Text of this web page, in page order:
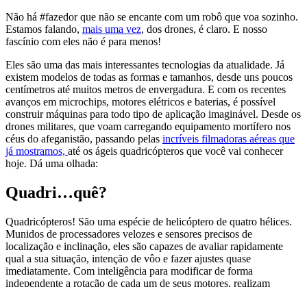
Não há #fazedor que não se encante com um robô que voa sozinho.
Estamos falando, mais uma vez, dos drones, é claro. E nosso
fascínio com eles não é para menos!
Eles são uma das mais interessantes tecnologias da atualidade. Já
existem modelos de todas as formas e tamanhos, desde uns poucos
centímetros até muitos metros de envergadura. E com os recentes
avanços em microchips, motores elétricos e baterias, é possível
construir máquinas para todo tipo de aplicação imaginável. Desde os
drones militares, que voam carregando equipamento mortífero nos
céus do afeganistão, passando pelas incríveis filmadoras aéreas que
já mostramos, até os ágeis quadricópteros que você vai conhecer
hoje. Dá uma olhada:
Quadri…quê?
Quadricópteros! São uma espécie de helicóptero de quatro hélices.
Munidos de processadores velozes e sensores precisos de
localização e inclinação, eles são capazes de avaliar rapidamente
qual a sua situação, intenção de vôo e fazer ajustes quase
imediatamente. Com inteligência para modificar de forma
independente a rotação de cada um de seus motores, realizam